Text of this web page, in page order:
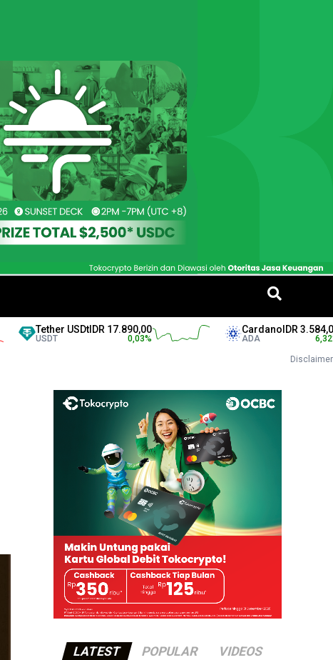
Tether USDtIDR 17.890,00
USDT
CardanoIDR 3.584,00
Disclaimer
LATEST POPULAR VIDEOS